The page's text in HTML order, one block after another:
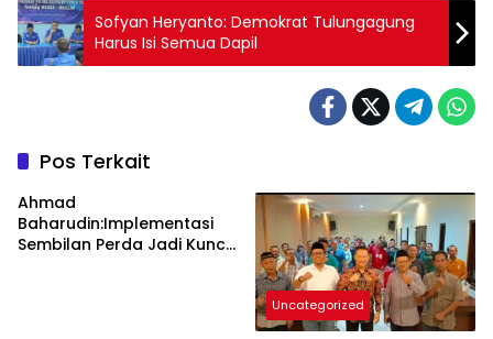
Sofyan Heryanto: Demokrat Tulungagung
Harus Isi Semua Dapil
Pos Terkait
Ahmad
Baharudin:Implementasi
Sembilan Perda Jadi Kunci
Uncategorized